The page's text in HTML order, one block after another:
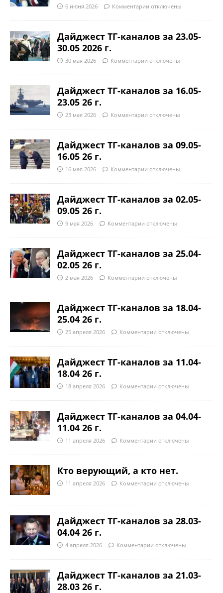
6 июня 2026 Комментарии отключены
Дайджест ТГ-каналов за 23.05-
30.05 2026 г.
30 мая 2026 Комментарии отключены
Дайджест ТГ-каналов за 16.05-
23.05 26 г.
23 мая 2026 Комментарии отключены
Дайджест ТГ-каналов за 09.05-
16.05 26 г.
16 мая 2026 Комментарии отключены
Дайджест ТГ-каналов за 02.05-
09.05 26 г.
9 мая 2026 Комментарии отключены
Дайджест ТГ-каналов за 25.04-
02.05 26 г.
2 мая 2026 Комментарии отключены
Дайджест ТГ-каналов за 18.04-
25.04 26 г.
25 апреля 2026 Комментарии отключены
Дайджест ТГ-каналов за 11.04-
18.04 26 г.
18 апреля 2026 Комментарии отключены
Дайджест ТГ-каналов за 04.04-
11.04 26 г.
11 апреля 2026 Комментарии отключены
Кто верующий, а кто нет.
11 апреля 2026 Комментарии отключены
Дайджест ТГ-каналов за 28.03-
04.04 26 г.
4 апреля 2026 Комментарии отключены
Дайджест ТГ-каналов за 21.03-
28.03 26 г.